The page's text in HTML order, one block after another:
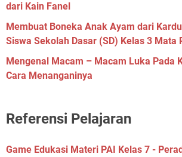
dari Kain Fanel
Membuat Boneka Anak Ayam dari
Siswa Sekolah Dasar (SD) Kelas 3 Mata
Mengenal Macam – Macam Luka Pada
Cara Menanganinya
Referensi Pelajaran
Game Edukasi Materi PAI Kelas 7 -